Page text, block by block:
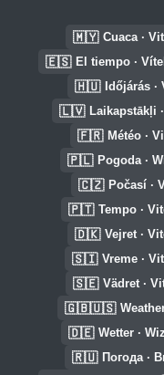
🇲🇾 Cuaca ·
🇪🇸 El tiempo ·
🇭🇺 Időjárás ·
🇱🇻 Laikapstākļi
🇫🇷 Météo ·
🇵🇱 Pogoda ·
🇨🇿 Počasí ·
🇵🇹 Tempo ·
🇩🇰 Vejret ·
🇸🇮 Vreme ·
🇸🇪 Vädret ·
🇬🇧🇺🇸
🇩🇪 Wetter ·
🇷🇺 Погода ·